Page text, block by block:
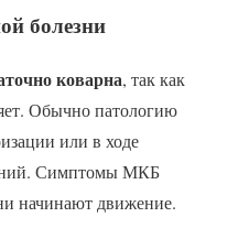
болезни
коварна, так как
Обычно патологию
или в ходе
Симптомы МКБ
начинают движение.